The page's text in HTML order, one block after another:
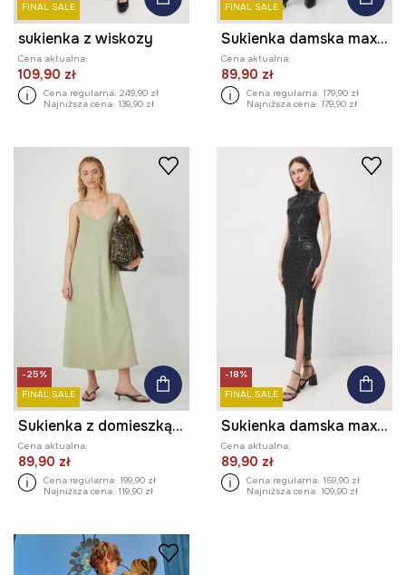
FINAL SALE
sukienka z wiskozy
Cena aktualna:
109,90 zł
Cena regularna: 249,90 zł
Najniższa cena: 139,90 zł
FINAL SALE
Sukienka damska maxi z cekinami
Cena aktualna:
89,90 zł
Cena regularna: 179,90 zł
Najniższa cena: 179,90 zł
-25%
FINAL SALE
Sukienka z domieszką lnu damska maxi gładka kolor zielony
Cena aktualna:
89,90 zł
Cena regularna: 199,90 zł
Najniższa cena: 119,90 zł
-18%
FINAL SALE
Sukienka damska maxi z cekinami
Cena aktualna:
89,90 zł
Cena regularna: 159,90 zł
Najniższa cena: 109,90 zł